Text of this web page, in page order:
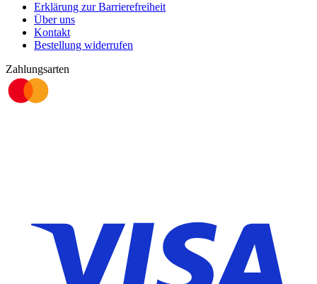
Erklärung zur Barrierefreiheit
Über uns
Kontakt
Bestellung widerrufen
Zahlungsarten